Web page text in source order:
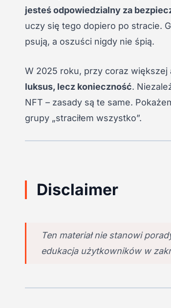
jesteś odpowiedzialny za
uczy się tego dopiero po stracie.
psują, a oszuści nigdy nie śpią.
W 2025 roku, przy coraz
luksus, lecz konieczność.
NFT – zasady są te same.
grupy „straciłem wszystko”.
Disclaimer
Ten materiał nie stanowi
edukacja użytkowników w